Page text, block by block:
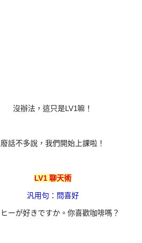
沒辦法，這只是LV1嘛！
廢話不多說，我們開始上課啦！
LV1 聊天術
汎用句：問喜好
ーが好きですか。你喜歡咖啡嗎？